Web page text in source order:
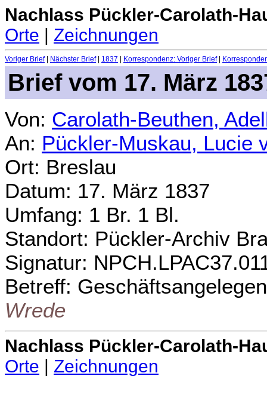
Nachlass Pückler-Carolath-
Orte | Zeichnungen
Voriger Brief| Nächster Brief| 1837 Korrespondenz: Voriger Brief|
Brief vom 17. März
Von: Carolath-Beuthen,
An: Pückler-Muskau, Lucie
Ort: Breslau
Datum: 17. März 1837
Umfang: 1 Br. 1 Bl.
Standort: Pückler-Archiv
Signatur:
Betreff:
Wrede
Nachlass Pückler-Carolath-
Orte
Zeichnungen